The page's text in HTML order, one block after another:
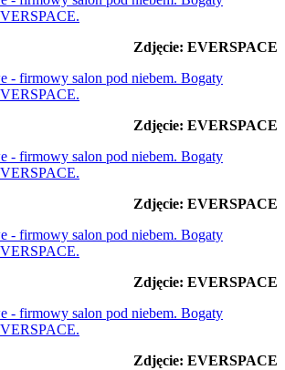
Zdjęcie: EVERSPACE
Zdjęcie: EVERSPACE
Zdjęcie: EVERSPACE
Zdjęcie: EVERSPACE
Zdjęcie: EVERSPACE